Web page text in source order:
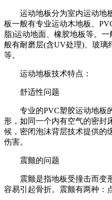
运动地板分为室内运动地
板一般有专业运动木地板、
脂)运动地面、橡胶地板等。
般有耐磨层(含UV处理)、玻璃
等。
运动地板技术特点：
舒适性问题
专业的PVC塑胶运动地板
形，如同一个内有空气的密封
候，密闭泡沫背层技术提供的
伤害。
震颤的问题
震颤是指地板受撞击而变
容易引起骨折。震颤有两种：